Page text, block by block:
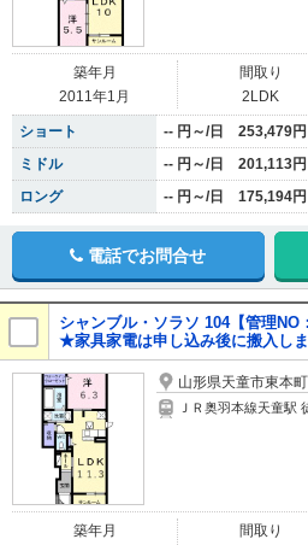
築年月
2011年1月
間取り
2LDK
ショート
-- 円～/日 253,479円
ミドル
-- 円～/日 201,113円
ロング
-- 円～/日 175,194円
電話でお問合せ
シャンブル・ソラソ 104【管理NO
★家具家電は申し込み後に搬入し
山形県天童市東本
ＪＲ奥羽本線天童駅
築年月
間取り